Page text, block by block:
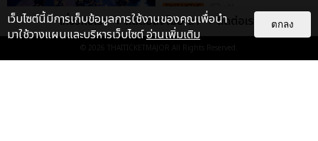
EXCLUSIVE
เกี่ยวกับเรา ติดต่อลงโฆษณา ติดต่อเรา
© 2026 THAITICKETMAJOR All Rights Reserved.
เว็บไซต์นี้มีการเก็บข้อมูลการใช้งานของคุณเพื่อนำ
มาใช้วางแผนและบริหารเว็บไซต์อ่านเพิ่มเติม
ตกลง